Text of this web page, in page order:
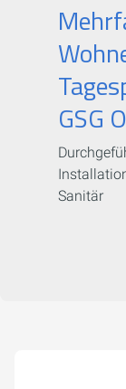
GSG
Sanitär